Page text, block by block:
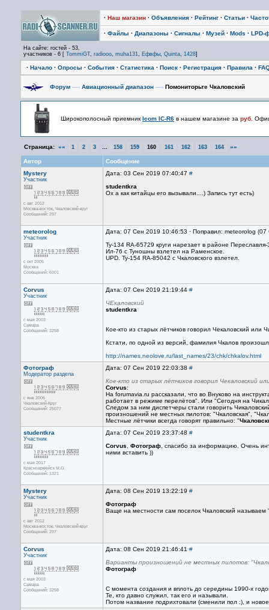
· Наш магазин · Объявления · Рейтинг · Статьи ·
· Файлы · Диапазоны · Сигналы · Музей · Mods · LPD-
На сайте: гостей - 53,
участников - 6 [ TommiGT, radiooo, muha131, Ефвфы, Quinta, 1428]
· Начало · Опросы · События · Статистика · Поиск · Регистрация · Правила ·
Форум —› Авиационный диапазон —› Помониторьте Чкаловский
Широкополосный приемник Icom IC-R6 в нашем магазине за руб.
Страница: «« 1 2 3 158 159 160 161 162 163 164 »»
Автор
Сообщение
Mystery
Участник
с авг 2012
Москва-восток, Чкаловский-круг
Сообщений: 297
Дата: 03 Сен 2019 07:40:47 #
studentkra
Ох а как китайцы его вызывали....) Запись тут есть)
meteorolog
Участник
с окт 2005
Москва
Сообщений: 6001
Дата: 07 Сен 2019 10:46:53 · Поправил: meteorolog
Ту-134 RA-65729 круги нарезает в районе Переславля-
Ил-76 с Туношны взлетел на Раменское.
UPD. Ту-154 RA-85042 с Чкаловского взлетел.
Corvus
Участник
с мая 2003
Самара
Сообщений: 3258
Дата: 07 Сен 2019 21:19:44 #
ЧЕкаловский
studentkra
Кое-кто из старых лётчиков говорил Чекаловский или
Кстати, по одной из версий, фамилия Чкалов
http://names.neolove.ru/last_names/23/chk/chkalov.html
Фотограф
Модератор раздела
с янв 2006
Чкаловский-Круг
Сообщений: 25077
Дата: 07 Сен 2019 22:03:38 #
Кое-кто из старых лётчиков говорил Чекаловский
Corvus:
На forumavia.ru рассказали, что во Внуково на
работает в режиме перелётов". Или "Сегодня на
Следом за ним диспетчеры стали говорить
произношений не местных пилотов: "Чкаловская",
Местные лётчики всегда говорят правильно: "
studentkra
Участник
с мая 2017
Красноармейск М.О.
Сообщений: 1321
Дата: 07 Сен 2019 23:37:48 #
Corvus
Фотограф , спасибо за информацию. Очень
ними вставить ))
Mystery
Участник
с авг 2012
Москва-восток, Чкаловский-круг
Сообщений: 297
Дата: 08 Сен 2019 13:22:19 #
Фотограф
Ваще на местности сам поселок Чкаловский называем
Corvus
Участник
с мая 2003
Самара
Сообщений: 3258
Дата: 08 Сен 2019 21:46:41 #
Варианты произношений не местных пилотов:
Фотограф
С момента создания и вплоть до середины 1990-х
Те, кто давно служил, так его и называли.
Потом название подрихтовали (сменили пол :), и